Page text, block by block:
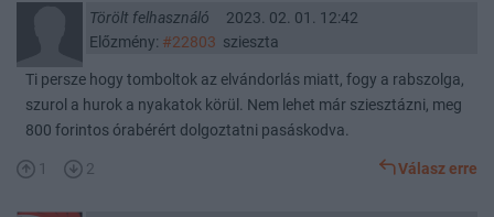
Törölt felhasználó
2023. 02. 01. 12:42
Előzmény: #22803 szieszta
Ti persze hogy tomboltok az elvándorlás miatt, fogy a rabszolga,
szurol a hurok a nyakatok körül. Nem lehet már sziesztázni, meg
800 forintos órabérért dolgoztatni pasáskodva.
1 2 Válasz erre